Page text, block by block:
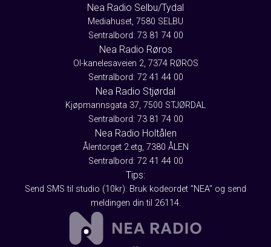
Nea Radio Selbu/Tydal
Mediahuset, 7580 SELBU
Sentralbord: 73 81 74 00
Nea Radio Røros
Ol-kanelesaveien 2, 7374 RØROS
Sentralbord: 72 41 44 00
Nea Radio Stjørdal
Kjøpmannsgata 37, 7500 STJØRDAL
Sentralbord: 73 81 74 00
Nea Radio Holtålen
Ålentorget 2.etg, 7380 ÅLEN
Sentralbord: 72 41 44 00
Tips:
Send SMS til studio (10kr): Bruk kodeordet "NEA" og send
meldingen din til 26114.